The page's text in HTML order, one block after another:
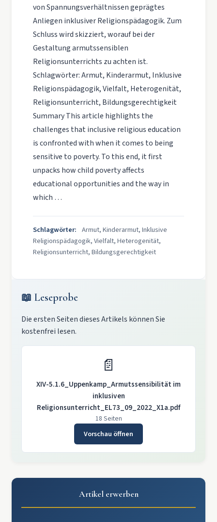
von Spannungsverhältnissen geprägtes
Anliegen inklusiver Religionspädagogik. Zum
Schluss wird skizziert, worauf bei der
Gestaltung armutssensiblen
Religionsunterrichts zu achten ist.
Schlagwörter: Armut, Kinderarmut, Inklusive
Religionspädagogik, Vielfalt, Heterogenität,
Religionsunterricht, Bildungsgerechtigkeit
Summary This article highlights the
challenges that inclusive religious education
is confronted with when it comes to being
sensitive to poverty. To this end, it first
unpacks how child poverty affects
educational opportunities and the way in
which …
Schlagwörter: Armut, Kinderarmut, Inklusive
Religionspädagogik, Vielfalt, Heterogenität,
Religionsunterricht, Bildungsgerechtigkeit
📖 Leseprobe
Die ersten Seiten dieses Artikels können Sie
kostenfrei lesen.
📄
XIV-5.1.6_Uppenkamp_Armutssensibilität im
inklusiven
Religionsunterricht_EL73_09_2022_X1a.pdf
18 Seiten
Vorschau öffnen
Artikel erwerben